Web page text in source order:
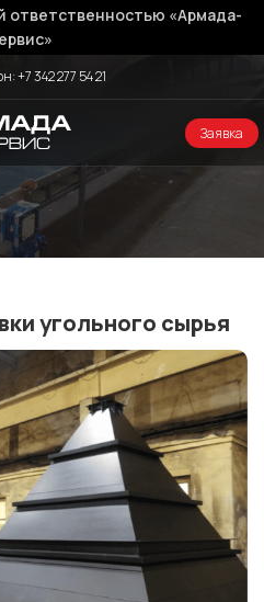
+7 342 277 54 21
Заявка
угольного сырья
ответственностью «Армада-